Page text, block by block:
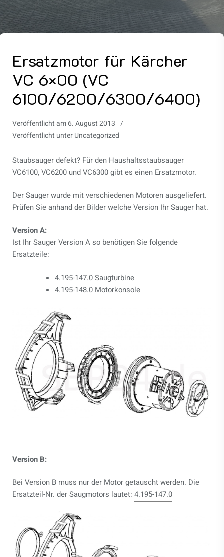
Ersatzmotor für Kärcher
VC 6×00 (VC
6100/6200/6300/6400)
Veröffentlicht am6. August 2013
Veröffentlicht unterUncategorized
Staubsauger defekt? Für den Haushaltsstaubsauger
VC6100, VC6200 und VC6300 gibt es einen Ersatzmotor.
Der Sauger wurde mit verschiedenen Motoren ausgeliefert.
Prüfen Sie anhand der Bilder welche Version Ihr Sauger hat.
Version A:
Ist Ihr Sauger Version A so benötigen Sie folgende
Ersatzteile:
4.195-147.0 Saugturbine
4.195-148.0 Motorkonsole
Version B:
Bei Version B muss nur der Motor getauscht werden. Die
Ersatzteil-Nr. der Saugmotors lautet: 4.195-147.0